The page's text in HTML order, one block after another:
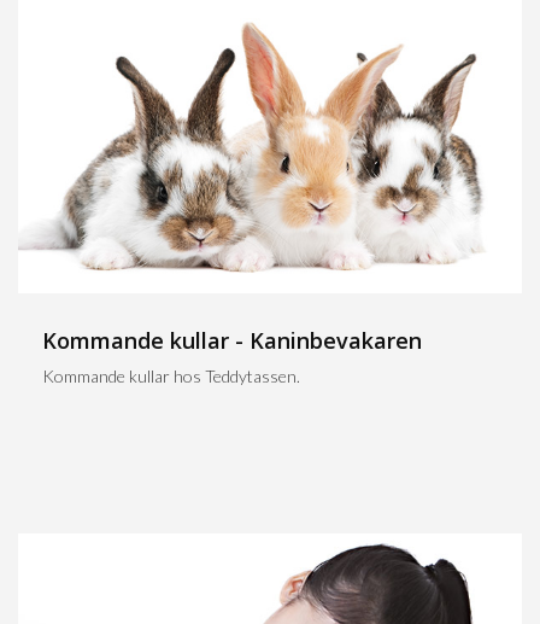
Kommande kullar - Kaninbevakaren
Kommande kullar hos Teddytassen.